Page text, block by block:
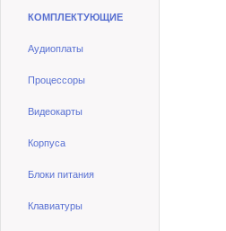
КОМПЛЕКТУЮЩИЕ
Аудиоплаты
Процессоры
Видеокарты
Корпуса
Блоки питания
Клавиатуры